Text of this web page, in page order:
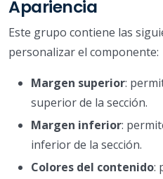
Apariencia
Este grupo contiene las
personalizar el componente:
Margen superior:
superior de la sección.
Margen inferior:
inferior de la sección.
Colores del contenido: